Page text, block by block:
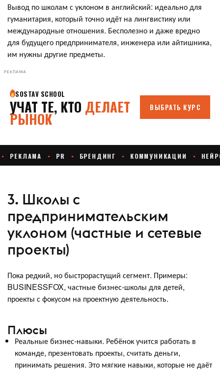
Вывод по школам с уклоном в английский: идеально для
гуманитария, который точно идёт на лингвистику или
международные отношения. Бесполезно и даже вредно
для будущего предпринимателя, инженера или айтишника,
им нужны другие предметы.
РЕКЛАМА
3. Школы с
предпринимательским
уклоном (частные и сетевые
проекты)
Пока редкий, но быстрорастущий сегмент. Примеры:
BUSINESSFOX, частные бизнес-школы для детей,
проекты с фокусом на проектную деятельность.
Плюсы
Реальные бизнес-навыки. Ребёнок учится работать в
команде, презентовать проекты, считать деньги,
принимать решения. Это мягкие навыки, которые не даёт